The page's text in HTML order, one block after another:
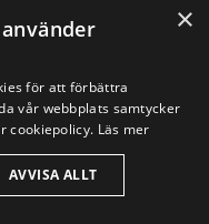
städer
×
för att förbättra
vår webbplats samtycker
cookiepolicy. Läs mer
AVVISA ALLT